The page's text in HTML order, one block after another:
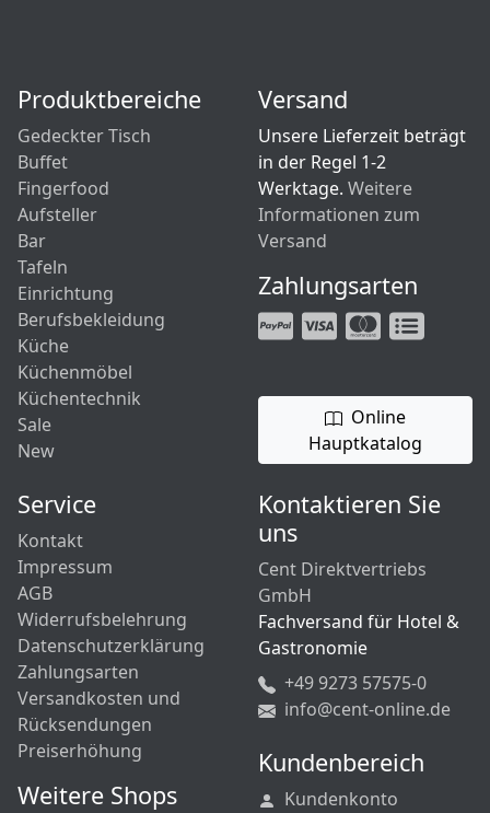
Produktbereiche
Gedeckter Tisch
Buffet
Fingerfood
Aufsteller
Bar
Tafeln
Einrichtung
Berufsbekleidung
Küche
Küchenmöbel
Küchentechnik
Sale
New
Versand
Unsere Lieferzeit beträgt
in der Regel 1-2
Werktage. Weitere
Informationen zum
Versand
Zahlungsarten
Online
Hauptkatalog
Service
Kontakt
Impressum
AGB
Widerrufsbelehrung
Datenschutzerklärung
Zahlungsarten
Versandkosten und
Rücksendungen
Preiserhöhung
Weitere Shops
Kontaktieren Sie
uns
Cent Direktvertriebs
GmbH
Fachversand für Hotel &
Gastronomie
+49 9273 57575-0
info@cent-online.de
Kundenbereich
Kundenkonto